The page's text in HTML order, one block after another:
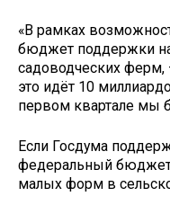
«В рамках
бюджет поддержки
садоводческих ферм,
это идёт 10
первом квартале мы
Если Госдума
федеральный бюджет,
малых форм в